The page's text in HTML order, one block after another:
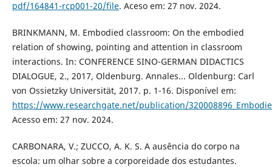
pdf/164841-rcp001-20/file. Aceso em: 27 nov. 2024.
BRINKMANN, M. Embodied classroom: On the embodied
relation of showing, pointing and attention in classroom
interactions. In: CONFERENCE SINO-GERMAN DIDACTICS
DIALOGUE, 2., 2017, Oldenburg. Annales... Oldenburg: Carl
von Ossietzky Universität, 2017. p. 1-16. Disponível em:
https://www.researchgate.net/publication/
Acesso em: 27 nov. 2024.
CARBONARA, V.; ZUCCO, A. K. S. A ausência do corpo na
escola: um olhar sobre a corporeidade dos estudantes.